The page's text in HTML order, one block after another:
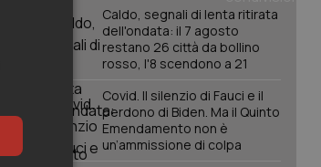
Caldo, segnali di lenta ritirata
dell'ondata: il 7 agosto
restano 26 città da bollino
rosso, l'8 scendono a 21
Covid. Il silenzio di Fauci e il
perdono di Biden. Ma il Quinto
Emendamento non è
un’ammissione di colpa